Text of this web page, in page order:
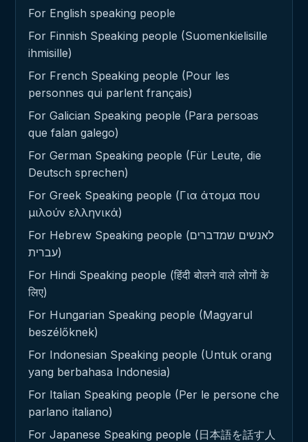
For English speaking people
For Finnish Speaking people (Suomenkielisille
ihmisille)
For French Speaking people (Pour les
personnes qui parlent français)
For Galician Speaking people (Para persoas
que falan galego)
For German Speaking people (Für Leute, die
Deutsch sprechen)
For Greek Speaking people (Για άτομα που
μιλούν ελληνικά)
For Hebrew Speaking people (לאנשים שמדברים
עברית)
For Hindi Speaking people (हिंदी बोलने वाले लोगों के
लिए)
For Hungarian Speaking people (Magyarul
beszélőknek)
For Indonesian Speaking people (Untuk orang
yang berbahasa Indonesia)
For Italian Speaking people (Per le persone che
parlano italiano)
For Japanese Speaking people (日本語を話す人